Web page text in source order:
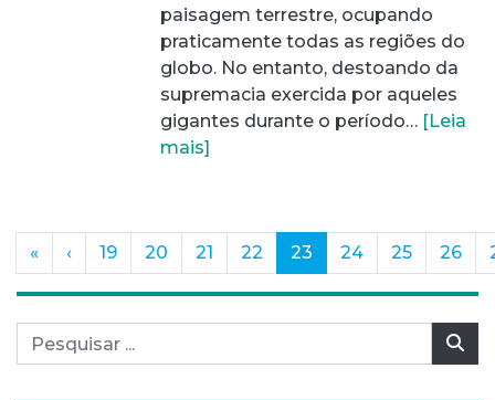
paisagem terrestre, ocupando
praticamente todas as regiões do
globo. No entanto, destoando da
supremacia exercida por aqueles
gigantes durante o período… [Leia
mais]
« ‹ 19 20 21 22 23 (current)
24 25 26
Pesquisar por: